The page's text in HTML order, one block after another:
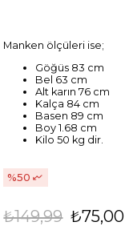
Manken ölçüleri ise;
Göğüs 83 cm
Bel 63 cm
Alt karın 76 cm
Kalça 84 cm
Basen 89 cm
Boy 1.68 cm
Kilo 50 kg dir.
50
₺149,99 ₺75,00